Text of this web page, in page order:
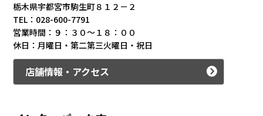
栃木県宇都宮市駒生町８１２－２
TEL：028-600-7791
営業時間：９：３０～１８：００
休日：月曜日・第二第三火曜日・祝日
店舗情報・アクセス